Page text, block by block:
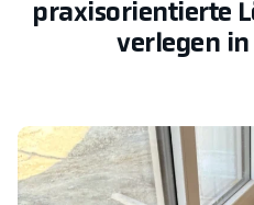
praxisorientierte
verlegen